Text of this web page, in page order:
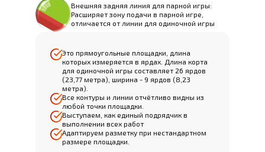
Внешняя задняя линия для парной игры:
Расширяет зону подачи в парной игре,
отличается от линии для одиночной игры
Это прямоугольные площадки, длина
которых измеряется в ярдах. Длина корта
для одиночной игры составляет 26 ярдов
(23,77 метра), ширина - 9 ярдов (8,23
метра).
Все контуры и линии отчётливо видны из
любой точки площадки.
Выступаем, как единый подрядчик в
выполнении всех работ
Адаптируем разметку при нестандартном
размере площадки.